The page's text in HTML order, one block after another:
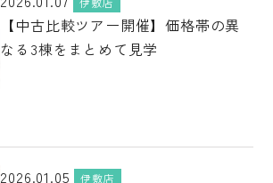
【中古比較ツアー開催】価格帯の異
なる3棟をまとめて見学
2026.01.05 伊敷店